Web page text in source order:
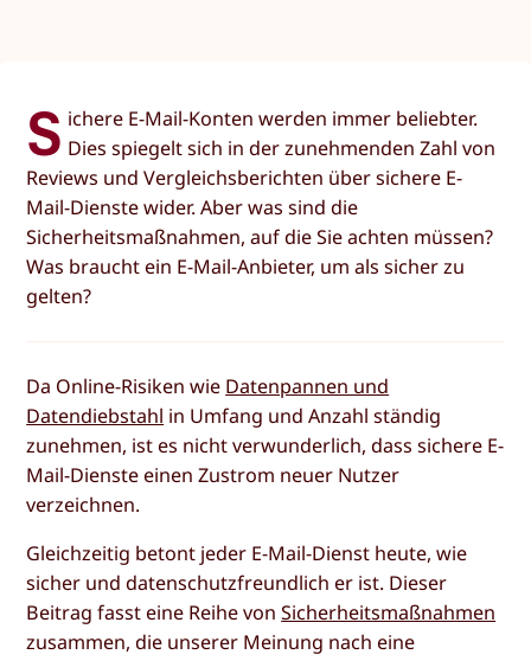
S ichere E-Mail-Konten werden immer beliebter.
Dies spiegelt sich in der zunehmenden Zahl von
Reviews und Vergleichsberichten über sichere E-
Mail-Dienste wider. Aber was sind die
Sicherheitsmaßnahmen, auf die Sie achten müssen?
Was braucht ein E-Mail-Anbieter, um als sicher zu
gelten?
Da Online-Risiken wie Datenpannen und
Datendiebstahl in Umfang und Anzahl ständig
zunehmen, ist es nicht verwunderlich, dass sichere E-
Mail-Dienste einen Zustrom neuer Nutzer
verzeichnen.
Gleichzeitig betont jeder E-Mail-Dienst heute, wie
sicher und datenschutzfreundlich er ist. Dieser
Beitrag fasst eine Reihe vonSicherheitsmaßnahmen
zusammen, die unserer Meinung nach eine